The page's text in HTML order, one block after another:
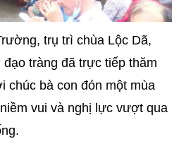
trụ trì chùa Lộc Dã,
tràng đã trực tiếp thăm
chúc bà con đón một mùa
vui và nghị lực vượt qua